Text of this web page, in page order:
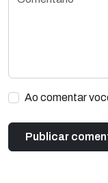
Ao comentar